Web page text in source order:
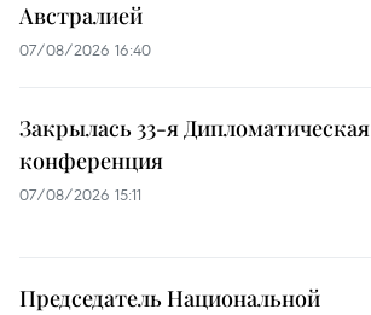
Австралией
07/08/2026 16:40
Закрылась 33-я Дипломатическая
конференция
07/08/2026 15:11
Председатель Национальной